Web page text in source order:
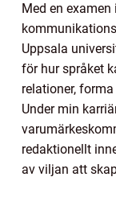
Med en examen
Uppsala
för hur språket
relationer,
Under min
redaktionellt
av viljan att